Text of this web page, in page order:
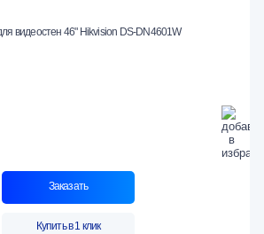
видеостен 46" Hikvision DS-DN4601W
Заказать
Купить в 1 клик